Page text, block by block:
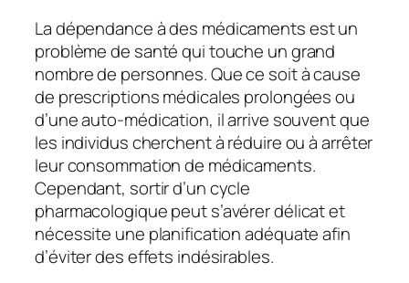
La dépendance à des médicaments est un
problème de santé qui touche un grand
nombre de personnes. Que ce soit à cause
de prescriptions médicales prolongées ou
d’une auto-médication, il arrive souvent que
les individus cherchent à réduire ou à arrêter
leur consommation de médicaments.
Cependant, sortir d’un cycle
pharmacologique peut s’avérer délicat et
nécessite une planification adéquate afin
d’éviter des effets indésirables.